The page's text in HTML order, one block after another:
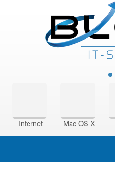
Internet Mac OS X